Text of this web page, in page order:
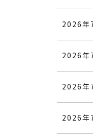
2026年
2026年
2026年
2026年